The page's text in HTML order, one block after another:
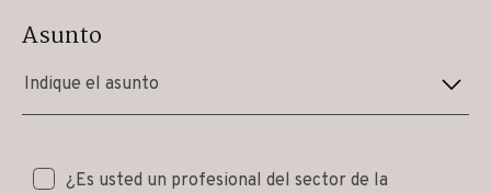
Asunto
Indique el asunto
¿Es usted un profesional del sector de la